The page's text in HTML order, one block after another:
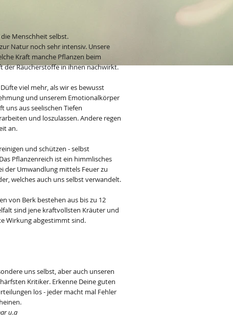
Menschheit selbst.
Natur noch sehr intensiv. Unsere
Kraft manche Pflanzen beim
der Räucherstoffe in ihnen nachwirkt.
viel mehr, als wir es bewusst
und unserem Emotionalkörper
uns aus seelischen Tiefen
und loszulassen. Andere regen
an.
und schützen - selbst
Pflanzenreich ist ein himmlisches
der Umwandlung mittels Feuer zu
welches auch uns selbst verwandelt.
von Berk bestehen aus bis zu 12
sind jene kraftvollsten Kräuter und
Wirkung abgestimmt sind.
uns selbst, aber auch unseren
Kritiker. Erkenne Deine guten
los - jeder macht mal Fehler
u.a